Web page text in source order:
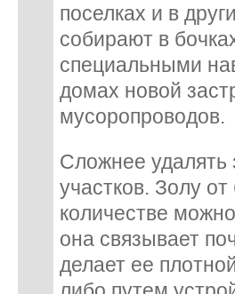
поселках и в
собирают в
специальными
домах новой
мусоропроводов.
Сложнее удалять
участков. Золу
количестве
она связывает
делает ее